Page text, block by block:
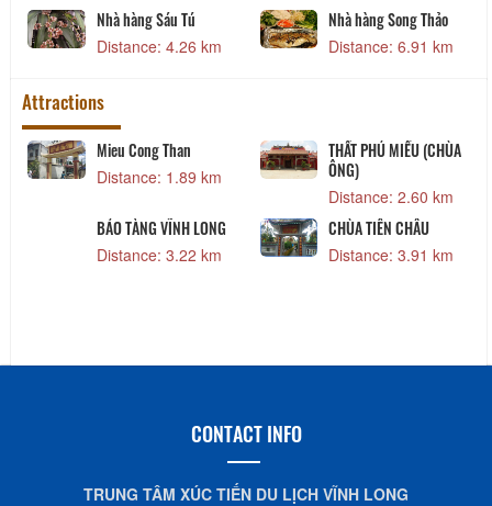
Nhà hàng Sáu Tú
Distance: 4.26 km
Nhà hàng Song Thảo
Distance: 6.91 km
Attractions
Mieu Cong Than
Distance: 1.89 km
THẤT PHÚ MIẾU (CHÙA
ÔNG)
Distance: 2.60 km
BẢO TÀNG VĨNH LONG
Distance: 3.22 km
CHÙA TIÊN CHÂU
Distance: 3.91 km
CONTACT INFO
TRUNG TÂM XÚC TIẾN DU LỊCH VĨNH LONG